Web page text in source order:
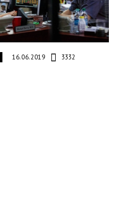
16.06.2019 3332